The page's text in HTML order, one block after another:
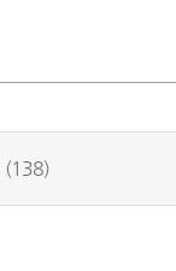
(138)